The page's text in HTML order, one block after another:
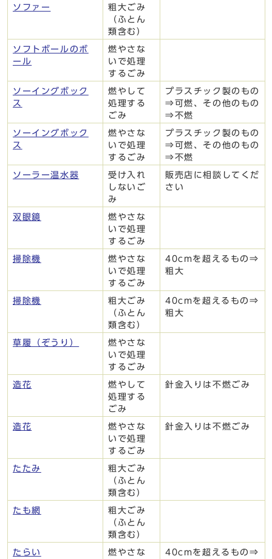
ソファー
粗大ごみ
（ふとん
類含む）
ソフトボールのボ
ール
燃やさな
いで処理
するごみ
ソーイングボック
ス
燃やして
処理する
ごみ
プラスチック製のもの
⇒可燃、その他のもの
⇒不燃
ソーイングボック
ス
燃やさな
いで処理
するごみ
プラスチック製のもの
⇒可燃、その他のもの
⇒不燃
ソーラー温水器
受け入れ
しないご
み
販売店に相談してくだ
さい
双眼鏡
燃やさな
いで処理
するごみ
掃除機
燃やさな
いで処理
するごみ
40cmを超えるもの⇒
粗大
掃除機
粗大ごみ
（ふとん
類含む）
40cmを超えるもの⇒
粗大
草履（ぞうり）
燃やさな
いで処理
するごみ
造花
燃やして
処理する
ごみ
針金入りは不燃ごみ
造花
燃やさな
いで処理
するごみ
針金入りは不燃ごみ
たたみ
粗大ごみ
（ふとん
類含む）
たも網
粗大ごみ
（ふとん
類含む）
たらい
燃やさな
40cmを超えるもの⇒